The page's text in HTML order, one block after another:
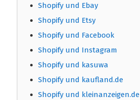
Shopify und Ebay
Shopify und Etsy
Shopify und Facebook
Shopify und Instagram
Shopify und kasuwa
Shopify und kaufland.de
Shopify und kleinanzeigen.de